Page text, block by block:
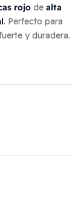
rojo de alta
. Perfecto para
y duradera.